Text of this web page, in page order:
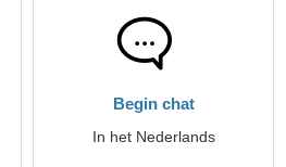
Begin chat
In het Nederlands